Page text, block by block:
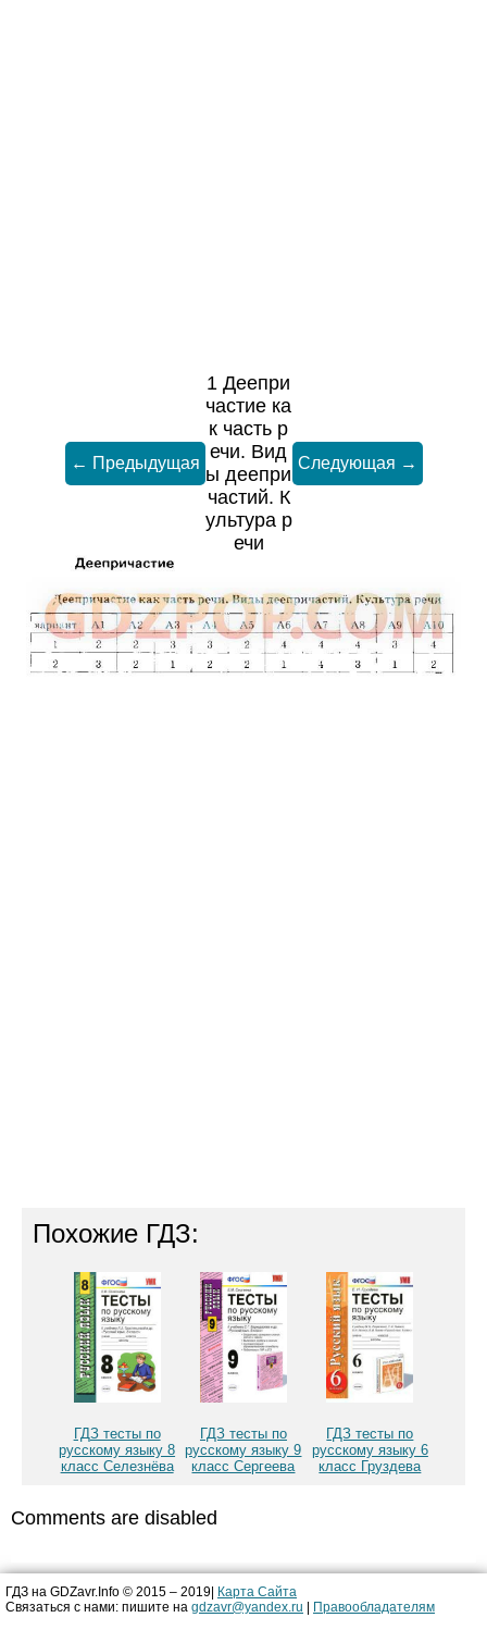
← Предыдущая
1 Деепри
частие ка
к часть р
ечи. Вид
ы деепри
частий. К
ультура р
ечи
Следующая →
Похожие ГДЗ:
ГДЗ тесты по
русскому языку 8
класс Селезнёва
ГДЗ тесты по
русскому языку 9
класс Сергеева
ГДЗ тесты по
русскому языку 6
класс Груздева
Comments are disabled
ГДЗ на GDZavr.Info © 2015 – 2019| Карта Сайта
Связаться с нами: пишите на gdzavr@yandex.ru Правообладателям